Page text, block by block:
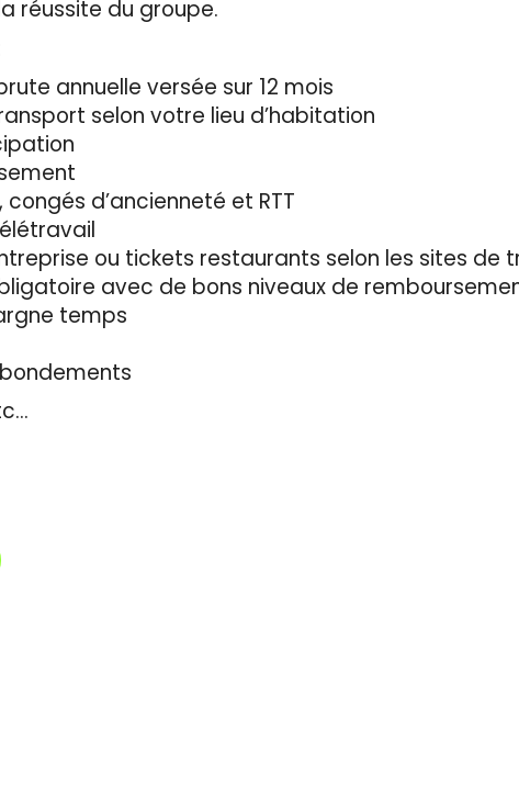
réussite du groupe.
annuelle versée sur 12 mois
selon votre lieu d’habitation
d’ancienneté et RTT
ou tickets restaurants selon les sites de
avec de bons niveaux de
temps